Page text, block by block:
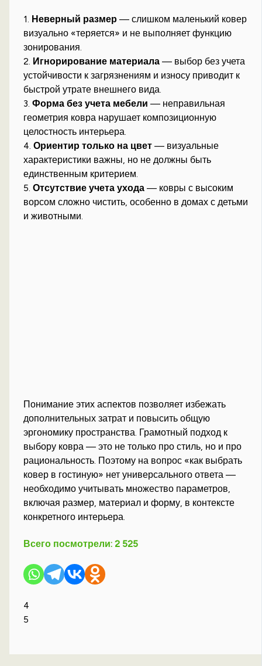
1. Неверный размер — слишком маленький ковер
визуально «теряется» и не выполняет функцию
зонирования.
2. Игнорирование материала — выбор без учета
устойчивости к загрязнениям и износу приводит к
быстрой утрате внешнего вида.
3.Форма без учета мебели — неправильная
геометрия ковра нарушает композиционную
целостность интерьера.
4.Ориентир только на цвет — визуальные
характеристики важны, но не должны быть
единственным критерием.
5.Отсутствие учета ухода — ковры с высоким
ворсом сложно чистить, особенно в домах с детьми
и животными.
Понимание этих аспектов позволяет избежать
дополнительных затрат и повысить общую
эргономику пространства. Грамотный подход к
выбору ковра — это не только про стиль, но и про
рациональность. Поэтому на вопрос «как выбрать
ковер в гостиную» нет универсального ответа —
необходимо учитывать множество параметров,
включая размер, материал и форму, в контексте
конкретного интерьера.
Всего посмотрели: 2 525
4
5